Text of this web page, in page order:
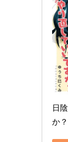
日
か？